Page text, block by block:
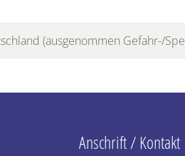
(ausgenommen Gefahr-/
Anschrift / Kontakt